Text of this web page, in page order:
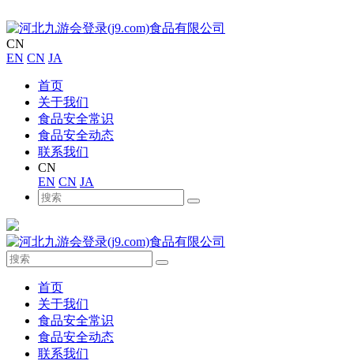
CN
EN CN JA
首页
关于我们
食品安全常识
食品安全动态
联系我们
CN
EN CN JA
首页
关于我们
食品安全常识
食品安全动态
联系我们